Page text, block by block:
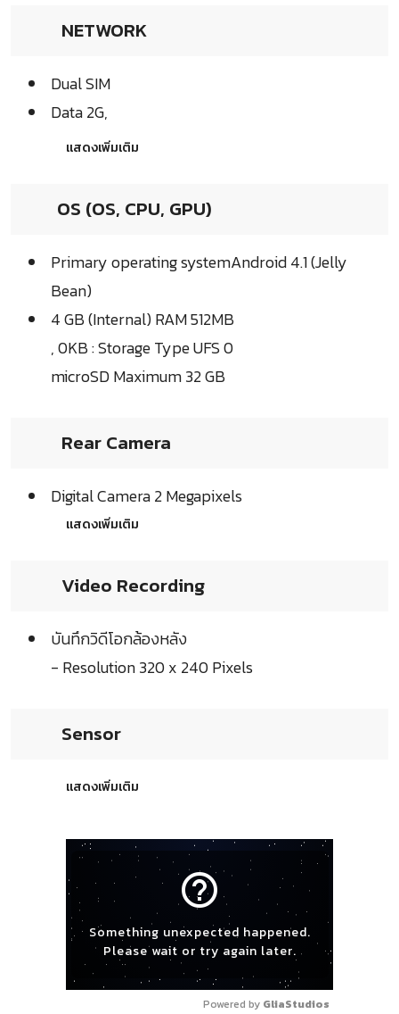
NETWORK
Dual SIM
Data 2G,
แสดงเพิ่มเติม
OS (OS, CPU, GPU)
Primary operating systemAndroid 4.1 (Jelly
Bean)
4 GB (Internal) RAM 512MB
, 0KB : Storage Type UFS 0
microSD Maximum 32 GB
Rear Camera
Digital Camera 2 Megapixels
แสดงเพิ่มเติม
Video Recording
บันทึกวิดีโอกล้องหลัง
- Resolution 320 x 240 Pixels
Sensor
แสดงเพิ่มเติม
help_outline
Something unexpected happened.
Please wait or try again later.
Powered by GliaStudios